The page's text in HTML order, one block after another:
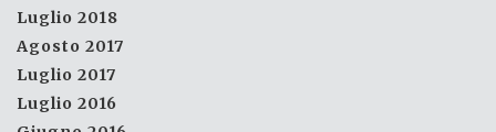
Luglio 2018
Agosto 2017
Luglio 2017
Luglio 2016